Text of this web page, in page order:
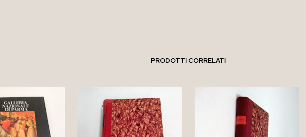
PRODOTTI CORRELATI